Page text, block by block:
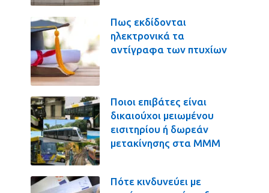
Πως εκδίδονται
ηλεκτρονικά τα
αντίγραφα των πτυχίων
Ποιοι επιβάτες είναι
δικαιούχοι μειωμένου
εισιτηρίου ή δωρεάν
μετακίνησης στα ΜΜΜ
Πότε κινδυνεύει με